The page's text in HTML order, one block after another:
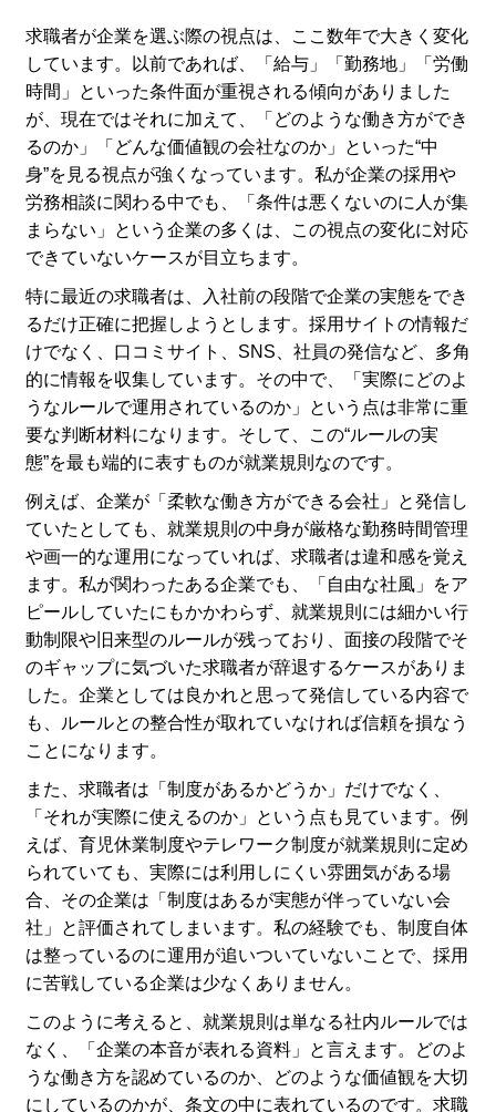
求職者が企業を選ぶ際の視点は、ここ数年で大きく変化
しています。以前であれば、「給与」「勤務地」「労働
時間」といった条件面が重視される傾向がありました
が、現在ではそれに加えて、「どのような働き方ができ
るのか」「どんな価値観の会社なのか」といった“中
身”を見る視点が強くなっています。私が企業の採用や
労務相談に関わる中でも、「条件は悪くないのに人が集
まらない」という企業の多くは、この視点の変化に対応
できていないケースが目立ちます。
特に最近の求職者は、入社前の段階で企業の実態をでき
るだけ正確に把握しようとします。採用サイトの情報だ
けでなく、口コミサイト、SNS、社員の発信など、多角
的に情報を収集しています。その中で、「実際にどのよ
うなルールで運用されているのか」という点は非常に重
要な判断材料になります。そして、この“ルールの実
態”を最も端的に表すものが就業規則なのです。
例えば、企業が「柔軟な働き方ができる会社」と発信し
ていたとしても、就業規則の中身が厳格な勤務時間管理
や画一的な運用になっていれば、求職者は違和感を覚え
ます。私が関わったある企業でも、「自由な社風」をア
ピールしていたにもかかわらず、就業規則には細かい行
動制限や旧来型のルールが残っており、面接の段階でそ
のギャップに気づいた求職者が辞退するケースがありま
した。企業としては良かれと思って発信している内容で
も、ルールとの整合性が取れていなければ信頼を損なう
ことになります。
また、求職者は「制度があるかどうか」だけでなく、
「それが実際に使えるのか」という点も見ています。例
えば、育児休業制度やテレワーク制度が就業規則に定め
られていても、実際には利用しにくい雰囲気がある場
合、その企業は「制度はあるが実態が伴っていない会
社」と評価されてしまいます。私の経験でも、制度自体
は整っているのに運用が追いついていないことで、採用
に苦戦している企業は少なくありません。
このように考えると、就業規則は単なる社内ルールでは
なく、「企業の本音が表れる資料」と言えます。どのよ
うな働き方を認めているのか、どのような価値観を大切
にしているのかが、条文の中に表れているのです。求職